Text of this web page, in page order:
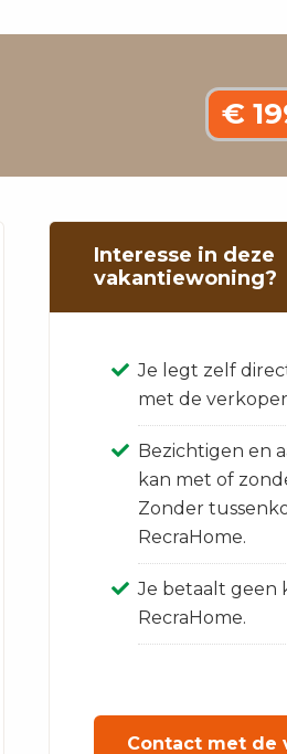
€
Interesse in deze
vakantiewoning?
Je legt zelf
met de
Bezichtigen en
kan met of
Zonder
RecraHome.
Je betaalt geen
RecraHome.
Contact met de